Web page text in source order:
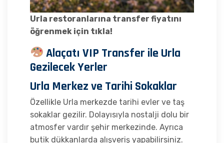
Urla restoranlarına transfer fiyatını
öğrenmek için tıkla!
Alaçatı VIP Transfer ile Urla
Gezilecek Yerler
Urla Merkez ve Tarihi Sokaklar
Özellikle Urla merkezde tarihi evler ve taş
sokaklar gezilir. Dolayısıyla nostalji dolu bir
atmosfer vardır şehir merkezinde. Ayrıca
butik dükkanlarda alışveriş yapabilirsiniz.